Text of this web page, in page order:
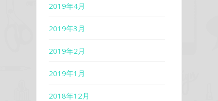
2019年4月
2019年3月
2019年2月
2019年1月
2018年12月